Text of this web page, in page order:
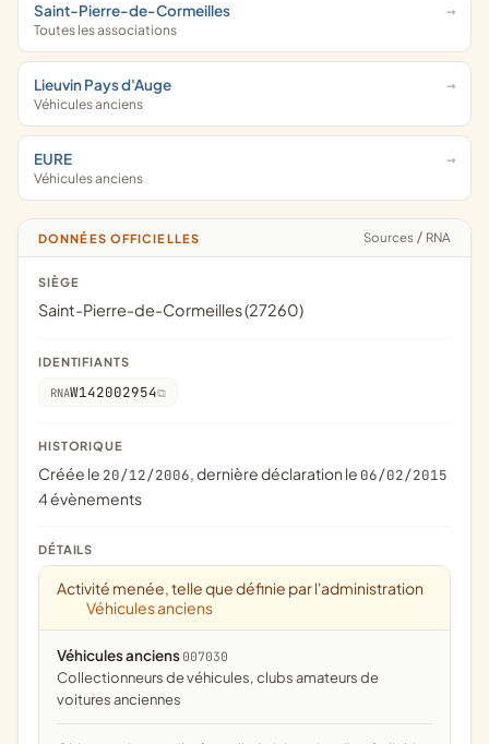
Saint-Pierre-de-Cormeilles
Toutes les associations
Lieuvin Pays d'Auge
Véhicules anciens
EURE
Véhicules anciens
DONNÉES OFFICIELLES Sources / RNA
SIÈGE
Saint-Pierre-de-Cormeilles (27260)
IDENTIFIANTS
RNAW142002954
HISTORIQUE
Créée le 20/12/2006, dernière déclaration le 06/02/2015
4 évènements
DÉTAILS
Activité menée, telle que définie par l'administration
Véhicules anciens
Véhicules anciens 007030
collectionneurs de véhicules, clubs amateurs de
voitures anciennes